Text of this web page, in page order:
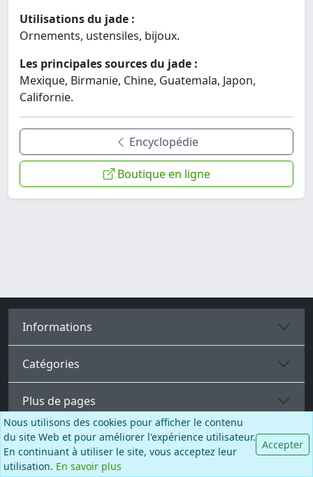
Utilisations du jade :
Ornements, ustensiles, bijoux.
Les principales sources du jade :
Mexique, Birmanie, Chine, Guatemala, Japon,
Californie.
Encyclopédie
Boutique en ligne
Informations
Catégories
Plus de pages
Français
Nous utilisons des cookies pour afficher le contenu
du site Web et pour améliorer l'expérience utilisateur.
En continuant à utiliser le site, vous acceptez leur
utilisation. En savoir plus
Accepter